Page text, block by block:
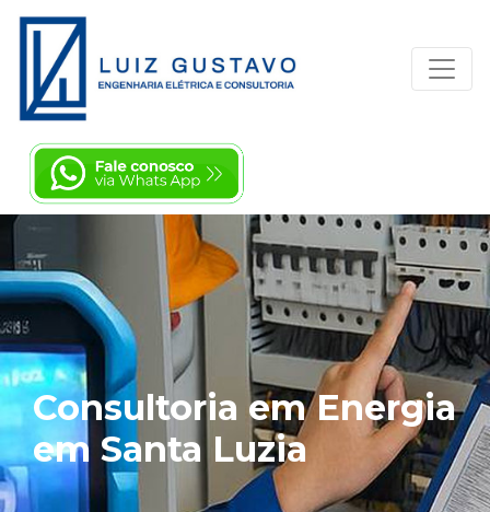
Consultoria em Energia
em Santa Luzia